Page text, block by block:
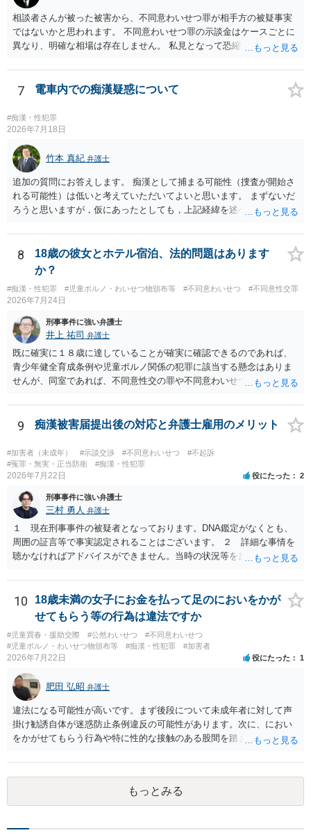
相談者さんが被った被害から、不同意わいせつ罪が相手方の被疑事実
ではないかと思われます。 不同意わいせつ罪の示談金はケースごとに
異なり、明確な相場は存在しません。 私見となって恐縮ですが、一般
方、相手方に資力がなければ、相場通りの請求は困難であることに留
意ください。 より詳細について、お聞きになりたい場合、最寄りの法
7 電車内での痴漢疑惑について
#痴漢・性犯罪
2026年7月18日
竹本 真紀 弁護士
追加の質問にお答えします。 痴漢として捕まる可能性（捜査が開始さ
れる可能性）は低いと考えていただいてよいと思います。 まずないだ
ろうと思いますが，仮にあったとしても，上記経緯を述べていただ
の方が動いた結果当たってしまったにすぎないことを述べれば大丈夫
です。 相手の方は，オーバーに表現すると，自然と嘘となるので，自
分に不利益がかかってくると認識します。 これがブレーキとなり，表
現されることはないと思っていただいて大丈夫です。 なお，痴漢の場
合，問題となるのは基本的に現場で被害申告（被害の目撃）があった
場合がほとんどです。 そうでないと，犯人の特定につながりません。
防犯カメラを気にされるかもしれませんが，本件の場合，防犯カメラ
があれば，かえって相談者が動いていないことがはっきり確認される
と思います。 ですから，この件については，相談者に捜査が及ぶこと
はないだろうと思っていただいて大丈夫です。 安心して下さいね。
8
18歳の彼女とホテル宿泊、法的問題はあります
か？
#痴漢・性犯罪 #児童ポルノ・わいせつ物頒布等 #不同意わいせつ #不同意性交罪
2026年7月24日
刑事事件に強い弁護士
井上 祐司 弁護士
既に確実に１８歳に達していることが確実に確認できるのであれば、
青少年健全育成条例や児童ポルノ関係の犯罪に該当する懸念はありま
せんが、同室であれば、不同意性交の罪や不同意わいせつの罪の問題
えます。 すでに成人している以上、ホテル側が訝しく思って連絡をす
る可能性というのはほとんどないと考えます。
9 痴漢被害届提出後の対応と弁護士雇用のメリット
#加害者（未成年） #示談交渉 #不同意わいせつ
#不起訴
#冤罪・無実・正当防衛
#痴漢・性犯罪
2026年7月22日 役にたった 2
刑事事件に強い弁護士
三村 勇人 弁護士
１ 現在刑事事件の被疑者となっております。DNA鑑定がなくとも、
周囲の証言等で事実認定されることはございます。 ２ 詳細な事情を
聴かなければアドバイスができません。当時の状況等を反論していく
ず、当事者で解決した事例を知りません。依頼しない理由がないかと
思います。
10
18歳未満の女子にお金を払って足のにおいをかが
せてもらう等の行為は違法ですか
#児童買春・援助交際 #公然わいせつ
#不同意わいせつ
#児童ポルノ・わいせつ物頒布等
#痴漢・性犯罪 #加害者
2026年7月22日 役にたった 1
肥田 弘昭 弁護士
違法になる可能性が高いです。まず後段について未成年者に対して声
掛け勧誘自体が迷惑防止条例違反の可能性があります。次に、におい
をかがせてもらう行為や特に性的な接触のある股間を踏ませる行為
条例違反などに該当する可能性が高いです。ご参考にしてください。
もっとみる